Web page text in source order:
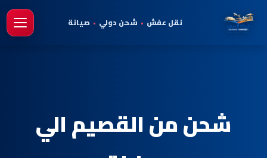
نقل عفش • شحن دولي • صيانة
شحن من القصيم الي